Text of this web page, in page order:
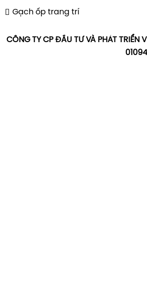
Gạch ốp trang trí
CÔNG TY CP ĐẦU TƯ VÀ PHÁT TRIỂN